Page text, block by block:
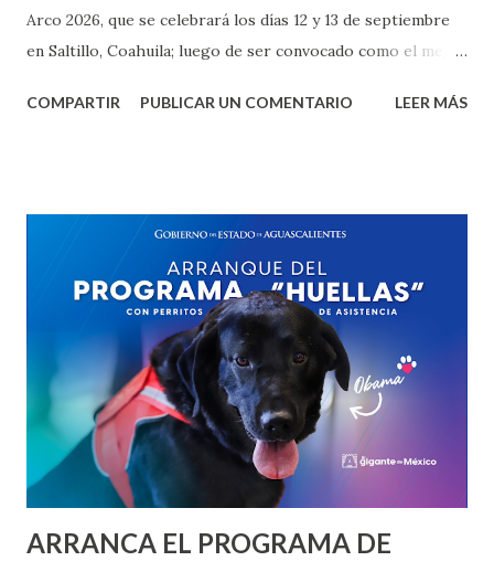
Arco 2026, que se celebrará los días 12 y 13 de septiembre
en Saltillo, Coahuila; luego de ser convocado como el mejor
compuesto. La Final de la Copa del Mundo reúne
mayor puntuación en el ranking aseguran su lugar en el
evento que define a los campeones de la temporada. En
esta edición, México será sede del cierre del serial
internacional. En Saltillo, competirán únicamente 32
arqueros, divididos en cuatro categorías: Arco Recurvo
femenil y varonil, así como Arco Compuesto femenil y
varonil. Rodrigo González será uno de los ocho mejores
arqueros del mundo en arco compuesto, compartiendo
escenario con la élite internacional de esta disciplina. La...
COMPARTIR PUBLICAR UN COMENTARIO LEER MÁS
ARRANCA EL PROGRAMA DE